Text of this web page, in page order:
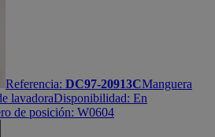
Referencia: DC97-20913CManguera
lavadoraDisponibilidad: En
de posición: W0604